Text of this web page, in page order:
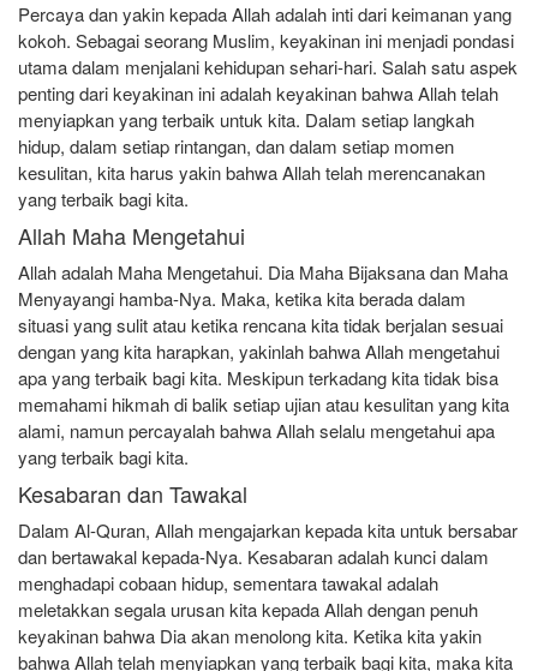
Percaya dan yakin kepada Allah adalah inti dari keimanan yang
kokoh. Sebagai seorang Muslim, keyakinan ini menjadi pondasi
utama dalam menjalani kehidupan sehari-hari. Salah satu aspek
penting dari keyakinan ini adalah keyakinan bahwa Allah telah
menyiapkan yang terbaik untuk kita. Dalam setiap langkah
hidup, dalam setiap rintangan, dan dalam setiap momen
kesulitan, kita harus yakin bahwa Allah telah merencanakan
yang terbaik bagi kita.
Allah Maha Mengetahui
Allah adalah Maha Mengetahui. Dia Maha Bijaksana dan Maha
Menyayangi hamba-Nya. Maka, ketika kita berada dalam
situasi yang sulit atau ketika rencana kita tidak berjalan sesuai
dengan yang kita harapkan, yakinlah bahwa Allah mengetahui
apa yang terbaik bagi kita. Meskipun terkadang kita tidak bisa
memahami hikmah di balik setiap ujian atau kesulitan yang kita
alami, namun percayalah bahwa Allah selalu mengetahui apa
yang terbaik bagi kita.
Kesabaran dan Tawakal
Dalam Al-Quran, Allah mengajarkan kepada kita untuk bersabar
dan bertawakal kepada-Nya. Kesabaran adalah kunci dalam
menghadapi cobaan hidup, sementara tawakal adalah
meletakkan segala urusan kita kepada Allah dengan penuh
keyakinan bahwa Dia akan menolong kita. Ketika kita yakin
bahwa Allah telah menyiapkan yang terbaik bagi kita, maka kita